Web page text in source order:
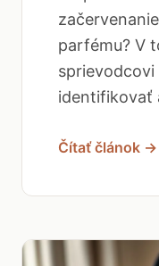
parfému? V
sprievodcovi
identifikovať
Čítať článok →